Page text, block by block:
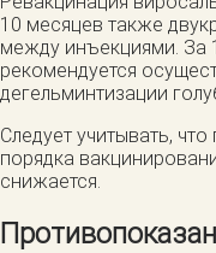
10 месяцев также
между инъекциями. За
рекомендуется
дегельминтизации
Следует учитывать,
порядка
снижается.